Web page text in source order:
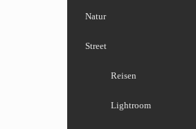
Natur
Street
Reisen
Lightroom